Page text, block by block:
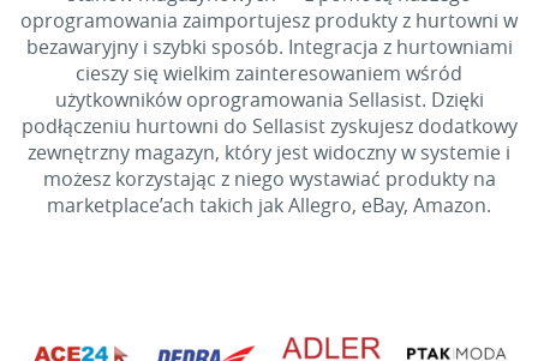
oprogramowania zaimportujesz produkty z hurtowni w
bezawaryjny i szybki sposób. Integracja z hurtowniami
cieszy się wielkim zainteresowaniem wśród
użytkowników oprogramowania Sellasist. Dzięki
podłączeniu hurtowni do Sellasist zyskujesz dodatkowy
zewnętrzny magazyn, który jest widoczny w systemie i
możesz korzystając z niego wystawiać produkty na
marketplace’ach takich jak Allegro, eBay, Amazon.